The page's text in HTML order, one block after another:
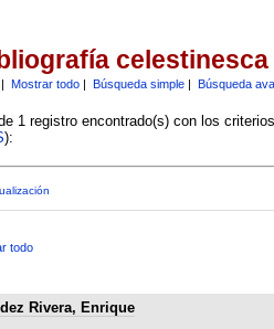
celestinesca
Mostrar todo| Búsqueda simple| Búsqueda
1 registro encontrado(s) con los
):
todo
Rivera, Enrique